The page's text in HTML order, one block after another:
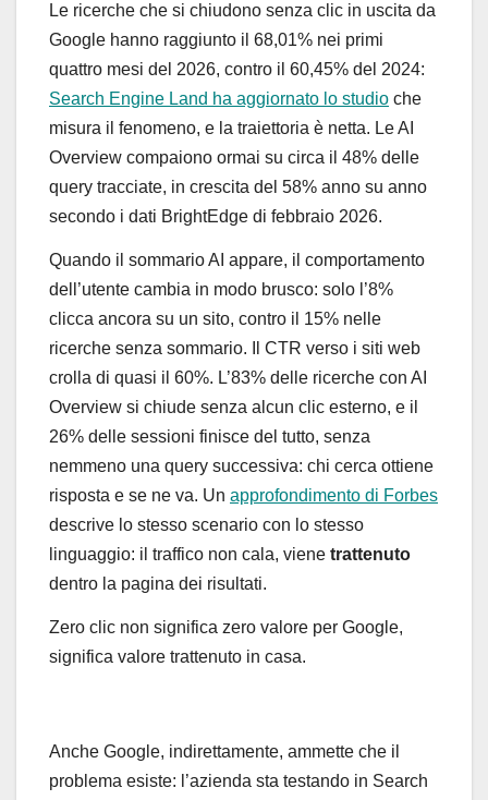
Le ricerche che si chiudono senza clic in uscita da
Google hanno raggiunto il 68,01% nei primi
quattro mesi del 2026, contro il 60,45% del 2024:
Search Engine Land ha aggiornato lo studio che
misura il fenomeno, e la traiettoria è netta. Le AI
Overview compaiono ormai su circa il 48% delle
query tracciate, in crescita del 58% anno su anno
secondo i dati BrightEdge di febbraio 2026.
Quando il sommario AI appare, il comportamento
dell’utente cambia in modo brusco: solo l’8%
clicca ancora su un sito, contro il 15% nelle
ricerche senza sommario. Il CTR verso i siti web
crolla di quasi il 60%. L’83% delle ricerche con AI
Overview si chiude senza alcun clic esterno, e il
26% delle sessioni finisce del tutto, senza
nemmeno una query successiva: chi cerca ottiene
risposta e se ne va. Un approfondimento di Forbes
descrive lo stesso scenario con lo stesso
linguaggio: il traffico non cala, viene trattenuto
dentro la pagina dei risultati.
Zero clic non significa zero valore per Google,
significa valore trattenuto in casa.
Anche Google, indirettamente, ammette che il
problema esiste: l’azienda sta testando in Search